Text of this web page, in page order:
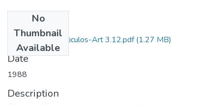
No
Thumbnail
Available
1988-V6-N3-Articulos-Art 3.12.pdf(1.27 MB)
Date
1988
Description